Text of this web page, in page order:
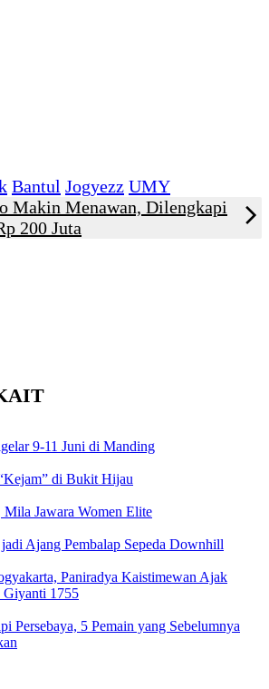
Bantul Jogyezz UMY
Makin Menawan, Dilengkapi
200 Juta
9-11 Juni di Manding
di Bukit Hijau
Jawara Women Elite
Ajang Pembalap Sepeda Downhill
Paniradya Kaistimewan Ajak
Giyanti 1755
Persebaya, 5 Pemain yang Sebelumnya